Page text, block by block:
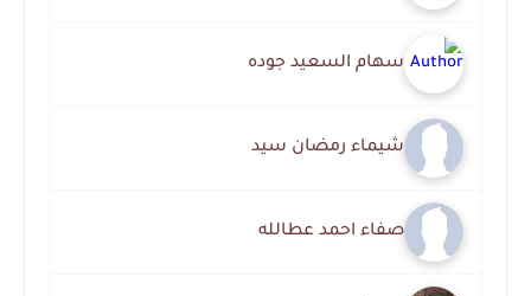
سهام السعيد جوده
شيماء رمضان سيد
صفاء احمد عطالله